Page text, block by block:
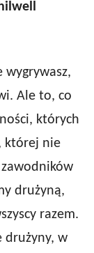
wygrywasz,
Ale to, co
których
której nie
drużyną,
razem.
drużyny, w